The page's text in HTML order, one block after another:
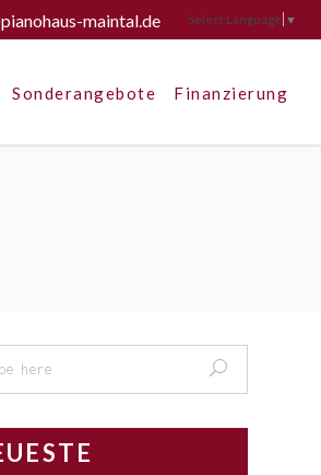
maintal.de Select Language ▼
Sonderangebote Finanzierung